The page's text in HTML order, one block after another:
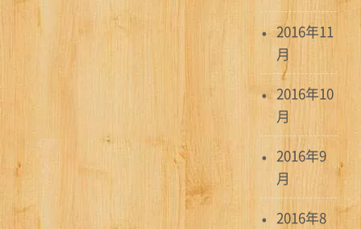
2016年11
月
2016年10
月
2016年9
月
2016年8